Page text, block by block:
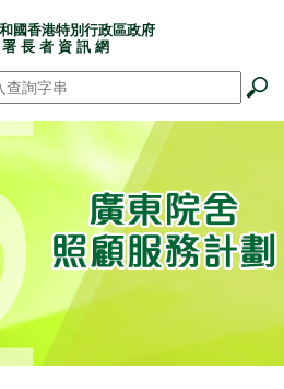
國香港特別行政區政府
長 者 資 訊 網
*